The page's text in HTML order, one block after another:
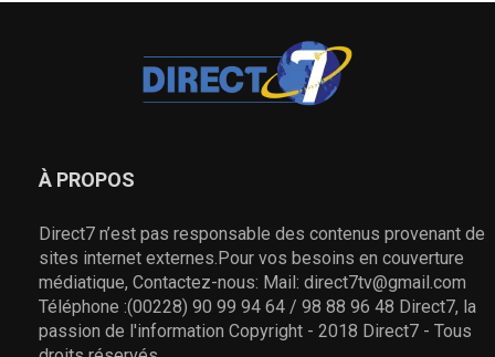
À PROPOS
Direct7 n’est pas responsable des contenus provenant de
sites internet externes.Pour vos besoins en couverture
médiatique, Contactez-nous: Mail: direct7tv@gmail.com
Téléphone :(00228) 90 99 94 64 / 98 88 96 48 Direct7, la
passion de l'information Copyright - 2018 Direct7 - Tous